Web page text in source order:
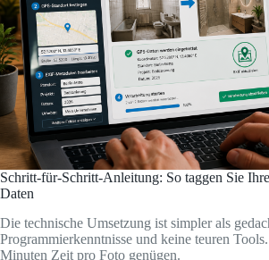
Schritt-für-Schritt-Anleitung: So taggen Sie
Daten
Die technische Umsetzung ist simpler als
Programmierkenntnisse und keine teuren
Minuten Zeit pro Foto genügen.